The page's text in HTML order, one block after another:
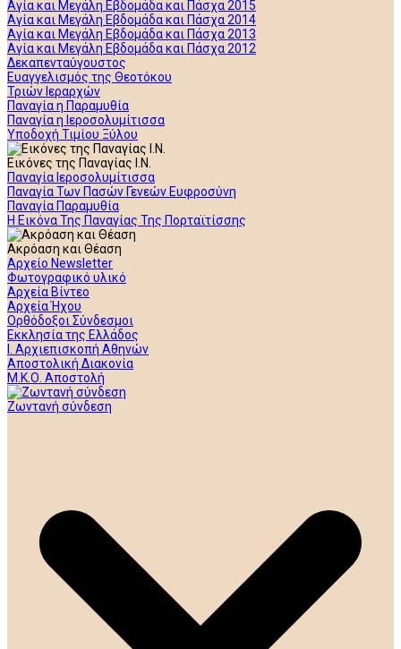
Αγία και Μεγάλη Εβδομάδα και Πάσχα 2015
Αγία και Μεγάλη Εβδομάδα και Πάσχα 2014
Αγία και Μεγάλη Εβδομάδα και Πάσχα 2013
Αγία και Μεγάλη Εβδομάδα και Πάσχα 2012
Δεκαπενταύγουστος
Ευαγγελισμός της Θεοτόκου
Τριών Ιεραρχών
Παναγία η Παραμυθία
Παναγία η Ιεροσολυμίτισσα
Υποδοχή Τιμίου Ξύλου
Εικόνες της Παναγίας Ι.Ν.
Παναγία Ιεροσολυμίτισσα
Παναγία Των Πασών Γενεών Ευφροσύνη
Παναγία Παραμυθία
Η Εικόνα Της Παναγίας Της Πορταϊτίσσης
Ακρόαση και Θέαση
Αρχείο Newsletter
Φωτογραφικό υλικό
Αρχεία Βίντεο
Αρχεία Ήχου
Ορθόδοξοι Σύνδεσμοι
Εκκλησία της Ελλάδος
Ι. Αρχιεπισκοπή Αθηνών
Αποστολική Διακονία
Μ.Κ.Ο. Αποστολή
Ζωντανή σύνδεση